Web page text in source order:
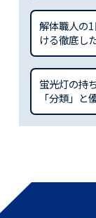
解体職人の
ける徹底し
蛍光灯の持
「分類」